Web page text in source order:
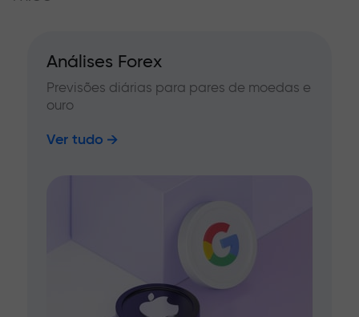
Análises Forex
Previsões diárias para pares de moedas e
ouro
Ver tudo